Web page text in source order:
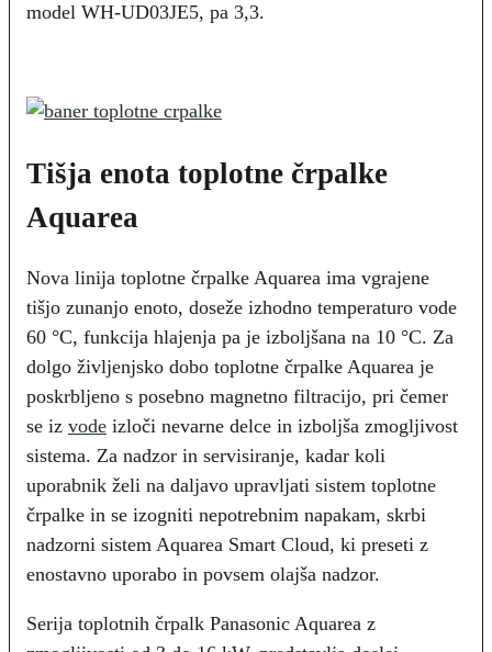
model WH-UD03JE5, pa 3,3.
Tišja enota toplotne črpalke
Aquarea
Nova linija toplotne črpalke Aquarea ima vgrajene
tišjo zunanjo enoto, doseže izhodno temperaturo vode
60 °C, funkcija hlajenja pa je izboljšana na 10 °C. Za
dolgo življenjsko dobo toplotne črpalke Aquarea je
poskrbljeno s posebno magnetno filtracijo, pri čemer
se iz vode izloči nevarne delce in izboljša zmogljivost
sistema. Za nadzor in servisiranje, kadar koli
uporabnik želi na daljavo upravljati sistem toplotne
črpalke in se izogniti nepotrebnim napakam, skrbi
nadzorni sistem Aquarea Smart Cloud, ki preseti z
enostavno uporabo in povsem olajša nadzor.
Serija toplotnih črpalk Panasonic Aquarea z